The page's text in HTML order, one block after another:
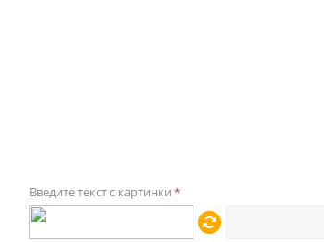
Введите текст с картинки *